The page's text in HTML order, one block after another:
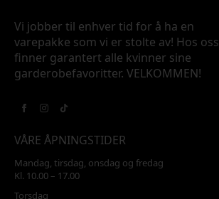
Vi jobber til enhver tid for å ha en
varepakke som vi er stolte av! Hos oss
finner garantert alle kvinner sine
garderobefavoritter. VELKOMMEN!
VÅRE ÅPNINGSTIDER
Mandag, tirsdag, onsdag og fredag
Kl. 10.00 – 17.00
Torsdag